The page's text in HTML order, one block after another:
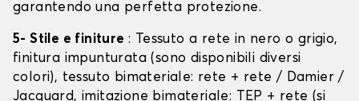
garantendo una perfetta protezione.
5- Stile e finiture : Tessuto a rete in nero o grigio,
finitura impunturata (sono disponibili diversi
colori), tessuto bimateriale: rete + rete / Damier /
Jacquard, imitazione bimateriale: TEP + rete (si